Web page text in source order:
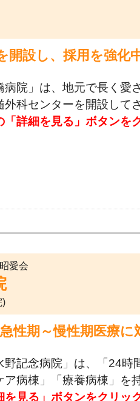
開設し、採用を強
院」は、地元で長く愛
科センターを開設して
詳細を見る」ボタンをク
愛会
)
性期～慢性期医療
記念病院」は、「24
ア病棟」「療養病棟」
を見る」ボタンをクリッ